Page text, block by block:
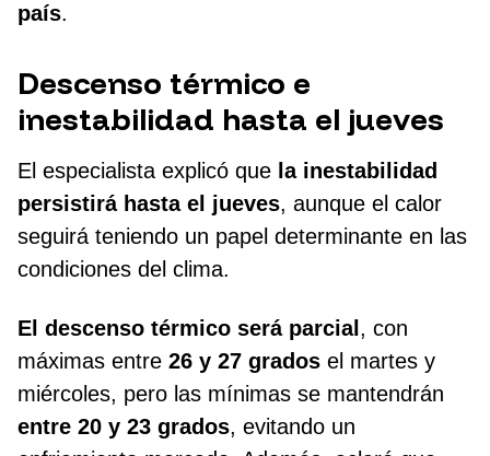
país.
Descenso térmico e
inestabilidad hasta el jueves
El especialista explicó que la inestabilidad
persistirá hasta el jueves, aunque el calor
seguirá teniendo un papel determinante en las
condiciones del clima.
El descenso térmico será parcial , con
máximas entre 26 y 27 grados el martes y
miércoles, pero las mínimas se mantendrán
entre 20 y 23 grados, evitando un